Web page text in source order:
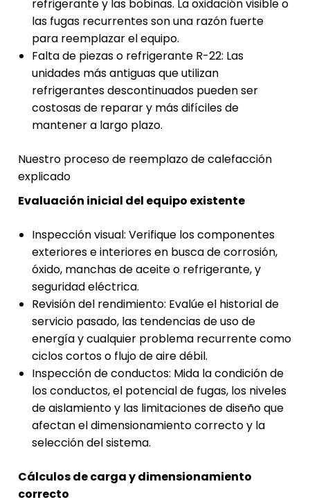
refrigerante y las bobinas. La oxidación visible o
las fugas recurrentes son una razón fuerte
para reemplazar el equipo.
Falta de piezas o refrigerante R-22: Las
unidades más antiguas que utilizan
refrigerantes descontinuados pueden ser
costosas de reparar y más difíciles de
mantener a largo plazo.
Nuestro proceso de reemplazo de calefacción
explicado
Evaluación inicial del equipo existente
Inspección visual: Verifique los componentes
exteriores e interiores en busca de corrosión,
óxido, manchas de aceite o refrigerante, y
seguridad eléctrica.
Revisión del rendimiento: Evalúe el historial de
servicio pasado, las tendencias de uso de
energía y cualquier problema recurrente como
ciclos cortos o flujo de aire débil.
Inspección de conductos: Mida la condición de
los conductos, el potencial de fugas, los niveles
de aislamiento y las limitaciones de diseño que
afectan el dimensionamiento correcto y la
selección del sistema.
Cálculos de carga y dimensionamiento
correcto